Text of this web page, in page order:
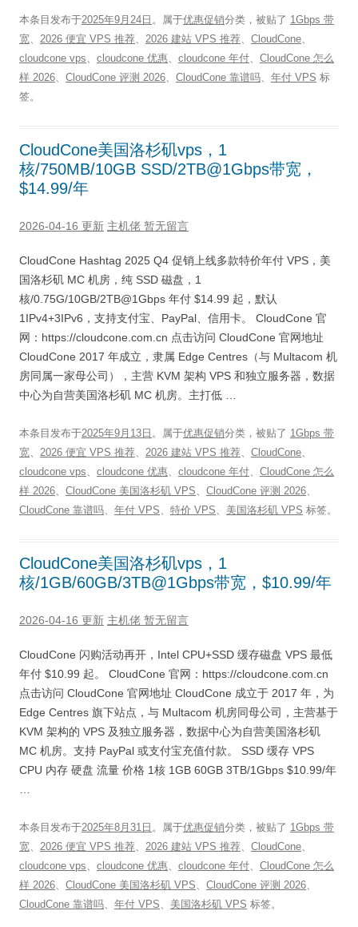
本条目发布于2025年9月24日 。属于优惠促销分类，被贴了 1Gbps 带
宽、 2026 便宜 VPS 推荐、 2026 建站 VPS 推荐、 CloudCone、
cloudcone vps、 cloudcone 优惠、 cloudcone 年付、 CloudCone 怎么
样 2026、 CloudCone 评测 2026、 CloudCone 靠谱吗、 年付 VPS 标
签。
CloudCone美国洛杉矶vps，1
核/750MB/10GB SSD/2TB@1Gbps带宽，
$14.99/年
2026-04-16 更新 主机佬 暂无留言
CloudCone Hashtag 2025 Q4 促销上线多款特价年付 VPS，美
国洛杉矶 MC 机房，纯 SSD 磁盘，1
核/0.75G/10GB/2TB@1Gbps 年付 $14.99 起，默认
1IPv4+3IPv6，支持支付宝、PayPal、信用卡。 CloudCone 官
网：https://cloudcone.com.cn 点击访问 CloudCone 官网地址
CloudCone 2017 年成立，隶属 Edge Centres（与 Multacom 机
房同属一家母公司），主营 KVM 架构 VPS 和独立服务器，数据
中心为自营美国洛杉矶 MC 机房。主打低 …
本条目发布于2025年9月13日 。属于优惠促销分类，被贴了 1Gbps 带
宽、 2026 便宜 VPS 推荐、 2026 建站 VPS 推荐、 CloudCone、
cloudcone vps、 cloudcone 优惠、 cloudcone 年付、 CloudCone 怎么
样 2026、 CloudCone 美国洛杉矶 VPS、 CloudCone 评测 2026、
CloudCone 靠谱吗、 年付 VPS、 特价 VPS、 美国洛杉矶 VPS 标签。
CloudCone美国洛杉矶vps，1
核/1GB/60GB/3TB@1Gbps带宽，$10.99/年
2026-04-16 更新 主机佬 暂无留言
CloudCone 闪购活动再开，Intel CPU+SSD 缓存磁盘 VPS 最低
年付 $10.99 起。 CloudCone 官网：https://cloudcone.com.cn
点击访问 CloudCone 官网地址 CloudCone 成立于 2017 年，为
Edge Centres 旗下站点，与 Multacom 机房同母公司，主营基于
KVM 架构的 VPS 及独立服务器，数据中心为自营美国洛杉矶
MC 机房。支持 PayPal 或支付宝充值付款。 SSD 缓存 VPS
CPU 内存 硬盘 流量 价格 1核 1GB 60GB 3TB/1Gbps $10.99/年
本条目发布于2025年8月31日 。属于优惠促销分类，被贴了 1Gbps 带
宽、 2026 便宜 VPS 推荐、 2026 建站 VPS 推荐、 CloudCone、
cloudcone vps、 cloudcone 优惠、 cloudcone 年付、 CloudCone 怎么
样 2026、 CloudCone 美国洛杉矶 VPS、 CloudCone 评测 2026、
CloudCone 靠谱吗、 年付 VPS、 美国洛杉矶 VPS 标签。